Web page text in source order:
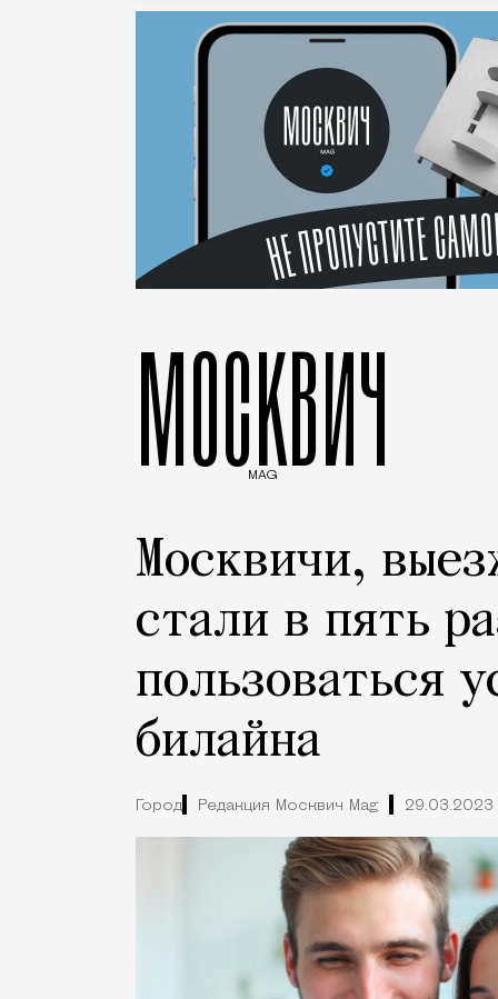
МОСКВИЧ
MAG
Москвичи,
стали в пять
пользоваться
билайна
Город Редакция Москвич Mag 29.03.2023